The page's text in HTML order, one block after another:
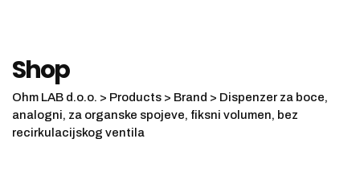
Shop
Ohm LAB d.o.o. > Products > Brand > Dispenzer za boce,
analogni, za organske spojeve, fiksni volumen, bez
recirkulacijskog ventila